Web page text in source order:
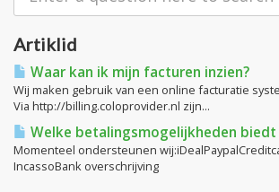
Artiklid
Waar kan ik mijn facturen inzien?
Wij maken gebruik van een online facturatie
Via http://billing.coloprovider.nl zijn...
Welke betalingsmogelijkheden
Momenteel ondersteunen
IncassoBank overschrijving